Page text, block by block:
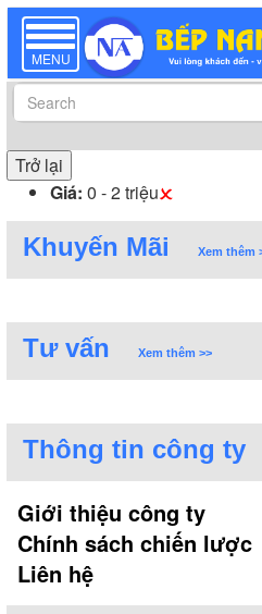
TOGGLE
NAVIGATION
MENU
Trở lại
Giá: 0 - 2 triệu
Khuyến Mãi Xem thêm
Tư vấn Xem thêm >>
Thông tin công ty
Giới thiệu công ty
Chính sách chiến lược
Liên hệ